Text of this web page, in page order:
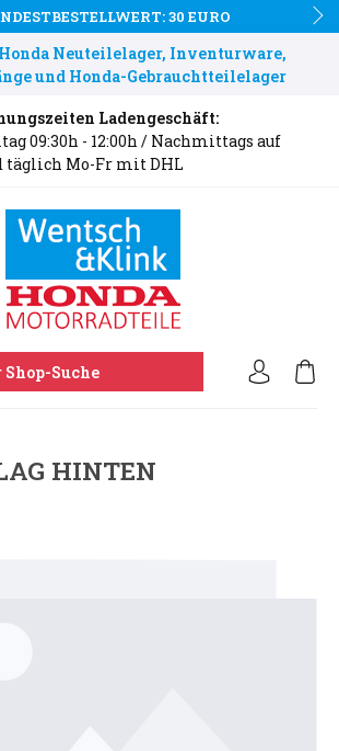
30 EURO
Neuteilelager, Inventurware,
und Honda-Gebrauchtteilelager
Ladengeschäft:
09:30h - 12:00h / Nachmittags auf
täglich Mo-Fr mit DHL
Shop-Suche
HINTEN